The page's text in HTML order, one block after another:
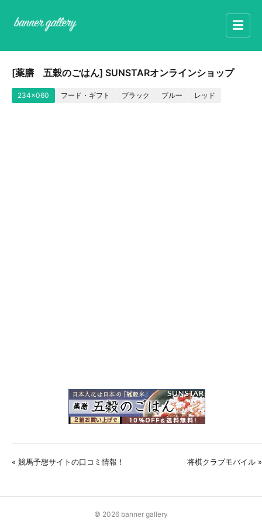
☰
[薬膳 五穀のごはん] SUNSTARオンラインショップ
234x060 フード・ギフト ブラック ブルー レッド
« 競馬予想サイトの口コミ情報！ 将棋クラブモバイル »
© 2026 banner gallery